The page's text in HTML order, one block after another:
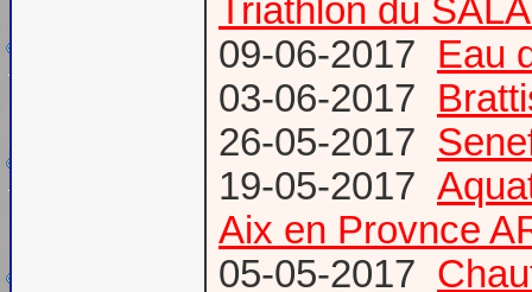
Triathlon du
09-06-2017 Eau
03-06-2017
26-05-2017
19-05-2017
Aix en Provnce
05-05-2017